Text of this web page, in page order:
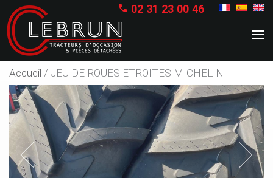
 02 31 23 00 46
Accueil / JEU DE ROUES ETROITES MICHELIN
Previous Next